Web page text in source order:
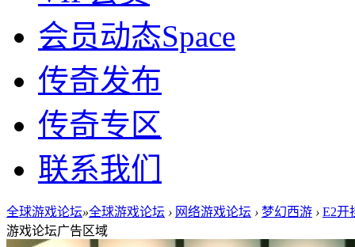
会员动态Space
传奇发布
传奇专区
联系我们
全球游戏论坛»全球游戏论坛 › 网络游戏论坛 › 梦幻西游 › E2开
游戏论坛广告区域